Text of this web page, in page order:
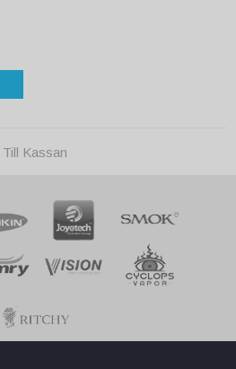
Till Kassan